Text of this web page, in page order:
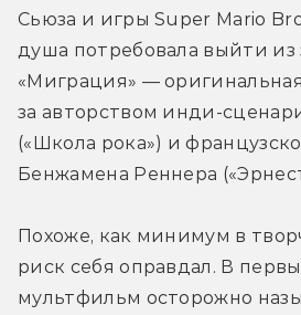
Сьюза и игры Super Mario
душа потребовала выйти из
«Миграция» —
за авторством инди-
(«Школа рока») и
Бенжамена Реннера
Похоже, как минимум в
риск себя оправдал. В
мультфильм осторожно